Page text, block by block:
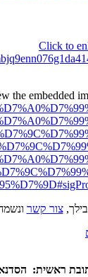
the embedded
צור קשר
ראשית: הסדנא 3,